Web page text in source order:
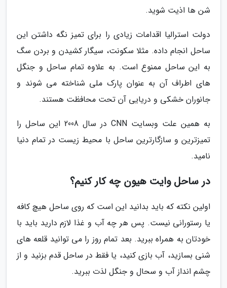
شن ها اذیت شوید.
دولت استرالیا اقدامات زیادی را برای تمیز نگه داشتن این
ساحل انجام داده. مثلا سکونت، سیگار کشیدن و بردن سگ
به این ساحل ممنوع است. به علاوه تمام ساحل و جنگل
های اطراف آن به عنوان پارک ملی شناخته می شوند و
جانوران خشکی و دریایی آن تحت محافظت هستند.
به همین علت وبسایت CNN در سال 2008 این ساحل را
تمیزترین و سازگارترین ساحل با محیط زیست در تمام دنیا
نامید.
در ساحل وایت هیون چه کار کنیم؟
اولین نکته که باید بدانید این است که روی ساحل هیچ کافه
یا رستورانی نیست. پس هر چه آب و غذا لازم دارید باید با
خودتان به همراه ببرید. بعد تمام روز را می توانید قلعه های
شنی بسازید، آب بازی کنید، یا فقط در ساحل قدم بزنید و از
چشم انداز آب و سحال و جنگل لذت ببرید.